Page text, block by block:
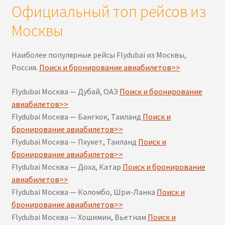
Официальный топ рейсов из
Москвы
Наиболее популярные рейсы Flydubai из Москвы,
Россия. Поиск и бронирование авиабилетов>>
Flydubai Москва — Дубай, ОАЭ Поиск и бронирование
авиабилетов>>
Flydubai Москва — Бангкок, Таиланд Поиск и
бронирование авиабилетов>>
Flydubai Москва — Пхукет, Таиланд Поиск и
бронирование авиабилетов>>
Flydubai Москва — Доха, Катар Поиск и бронирование
авиабилетов>>
Flydubai Москва — Коломбо, Шри-Ланка Поиск и
бронирование авиабилетов>>
Flydubai Москва — Хошимин, Вьетнам Поиск и